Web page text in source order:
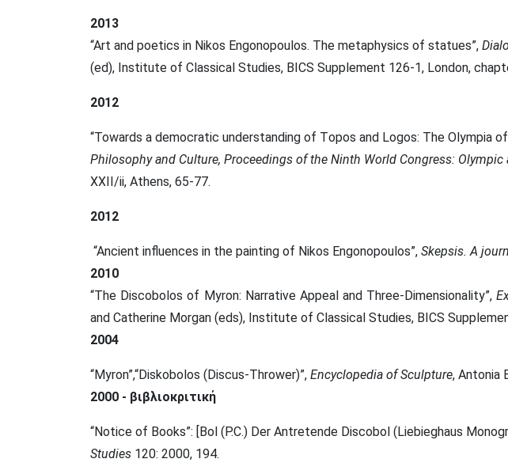
2013
“Art and poetics in Nikos Engonopoulos. The metaphysics of statues”,
(ed), Institute of Classical Studies, BICS Supplement 126-1, London,
2012
“Towards a democratic understanding of Τopos and Logos: The Olympia
Philosophy and Culture, Proceedings of the Ninth World Congress:
XXII/ii, Athens, 65-77.
2012
“Ancient influences in the painting of Nikos Engonopoulos”, Skepsis. A
2010
“Τhe Discobolos of Myron: Νarrative Appeal and Three-Dimensionality”,
and Catherine Morgan (eds), Institute of Classical Studies, BICS
2004
“Myron”,“Diskobolos (Discus-Thrower)”, Encyclopedia of Sculpture, Antonia
2000 - βιβλιοκριτική
“Notice of Books”: [Bol (P.C.) Der Antretende Discobol (Liebieghaus
Studies 120: 2000, 194.